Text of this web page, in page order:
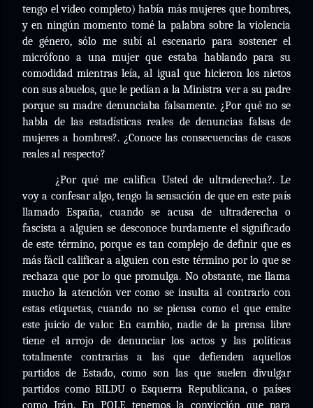
tengo el video completo) había más mujeres que hombres,
y en ningún momento tomé la palabra sobre la violencia
de género, sólo me subí al escenario para sostener el
micrófono a una mujer que estaba hablando para su
comodidad mientras leía, al igual que hicieron los nietos
con sus abuelos, que le pedían a la Ministra ver a su padre
porque su madre denunciaba falsamente. ¿Por qué no se
habla de las estadísticas reales de denuncias falsas de
mujeres a hombres?. ¿Conoce las consecuencias de casos
reales al respecto?
¿Por qué me califica Usted de ultraderecha?. Le
voy a confesar algo, tengo la sensación de que en este país
llamado España, cuando se acusa de ultraderecha o
fascista a alguien se desconoce burdamente el significado
de este término, porque es tan complejo de definir que es
más fácil calificar a alguien con este término por lo que se
rechaza que por lo que promulga. No obstante, me llama
mucho la atención ver como se insulta al contrario con
estas etiquetas, cuando no se piensa como el que emite
este juicio de valor. En cambio, nadie de la prensa libre
tiene el arrojo de denunciar los actos y las políticas
totalmente contrarias a las que defienden aquellos
partidos de Estado, como son las que suelen divulgar
partidos como BILDU o Esquerra Republicana, o países
como Irán. En POLE tenemos la convicción que para